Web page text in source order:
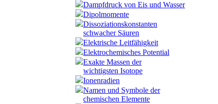
Dampfdruck von Eis und Wasser
Dipolmomente
Dissoziationskonstanten
schwacher Säuren
Elektrische Leitfähigkeit
Elektrochemisches Potential
Exakte Massen der
wichtigsten Isotope
Ionenradien
Namen und Symbole der
chemischen Elemente